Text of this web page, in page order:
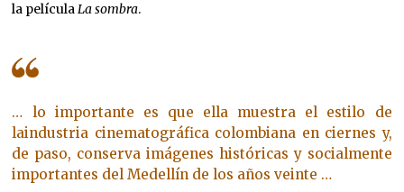
la películaLa sombra.
… lo importante es que ella muestra el estilo de
laindustria cinematográfica colombiana en ciernes y,
de paso, conserva imágenes históricas y socialmente
importantes del Medellín de los años veinte …